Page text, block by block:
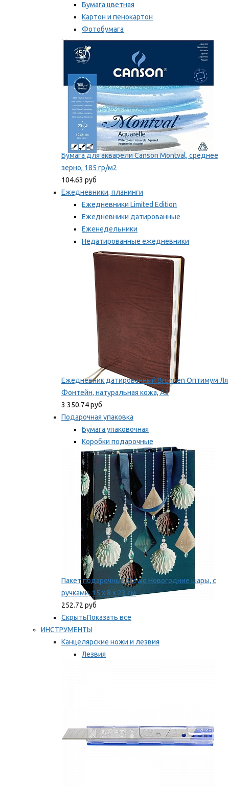
Бумага цветная
Картон и пенокартон
Фотобумага
Мы рекомендуем
Бумага для акварели Canson Montval, среднее
зерно, 185 гр/м2
104.63 руб
Ежедневники, планинги
Ежедневники Limited Edition
Ежедневники датированные
Еженедельники
Недатированные ежедневники
Планинги
Мы рекомендуем
Ежедневник датированный Brunnen Оптимум Ля
Фонтейн, натуральная кожа, А5
3 350.74 руб
Подарочная упаковка
Бумага упаковочная
Коробки подарочные
Ленты, бобины
Мы рекомендуем
Пакет подарочный Stewo Новогодние шары, с
ручками, 15 х 8 х 23 см
252.72 руб
СкрытьПоказать все
ИНСТРУМЕНТЫ
Канцелярские ножи и лезвия
Лезвия